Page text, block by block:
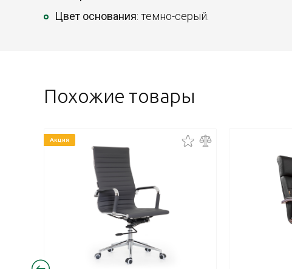
Цвет основания: темно-серый.
Похожие товары
Акция